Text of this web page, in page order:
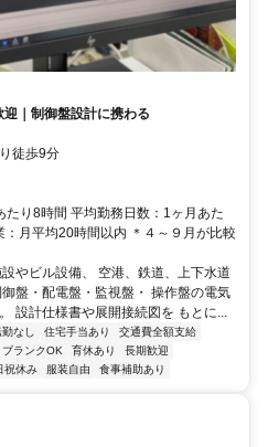
｜制御盤設計に携わる
徒歩9分
り8時間 平均勤務日数：1ヶ月あた
月平均20時間以内 ＊４～９月が比較
やビル設備、 空港、鉄道、上下水道
盤・配電盤・監視盤・ 操作盤の電気
設計仕様書や展開接続図を もとに...
勤なし 住宅手当あり
交通費全額支給
ブランクOK 育休あり
長期歓迎
祝休み 服装自由 食事補助あり